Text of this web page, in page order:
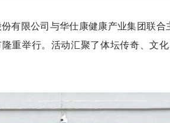
有限公司与华仕康健康产业集团联合
重举行。活动汇聚了体坛传奇、文